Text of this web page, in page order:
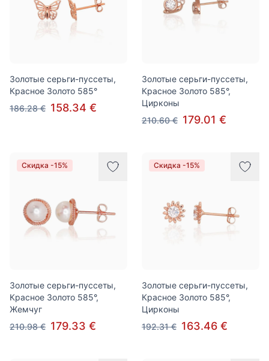
Золотые серьги-пуссеты,
Красное Золото 585°
186.28 € 158.34 €
Золотые серьги-пуссеты,
Красное Золото 585°,
Цирконы
210.60 € 179.01 €
Скидка -15%
Золотые серьги-пуссеты,
Красное Золото 585°,
Жемчуг
210.98 € 179.33 €
Скидка -15%
Золотые серьги-пуссеты,
Красное Золото 585°,
Цирконы
192.31 € 163.46 €